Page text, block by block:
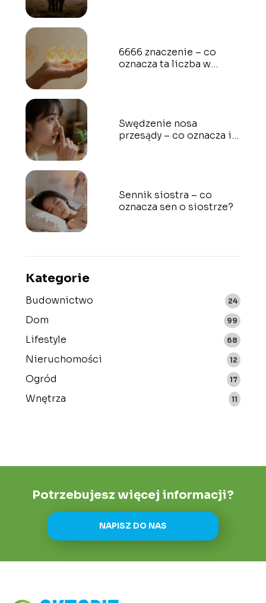
6666 znaczenie – co
oznacza ta liczba w
Swędzenie nosa
przesądy – co oznacza i
Sennik siostra – co
oznacza sen o siostrze?
Kategorie
Budownictwo 24
Dom 99
Lifestyle 68
Nieruchomości 12
Ogród 17
Wnętrza 11
Potrzebujesz więcej informacji?
NAPISZ DO NAS